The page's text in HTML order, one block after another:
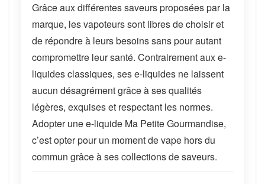
Grâce aux différentes saveurs proposées par la
marque, les vapoteurs sont libres de choisir et
de répondre à leurs besoins sans pour autant
compromettre leur santé. Contrairement aux e-
liquides classiques, ses e-liquides ne laissent
aucun désagrément grâce à ses qualités
légères, exquises et respectant les normes.
Adopter une e-liquide Ma Petite Gourmandise,
c’est opter pour un moment de vape hors du
commun grâce à ses collections de saveurs.